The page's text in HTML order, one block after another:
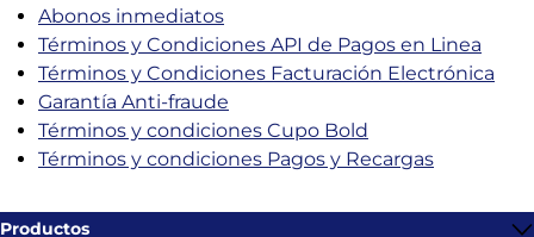
Abonos inmediatos
Términos y Condiciones API de Pagos en Linea
Términos y Condiciones Facturación Electrónica
Garantía Anti-fraude
Términos y condiciones Cupo Bold
Términos y condiciones Pagos y Recargas
Productos